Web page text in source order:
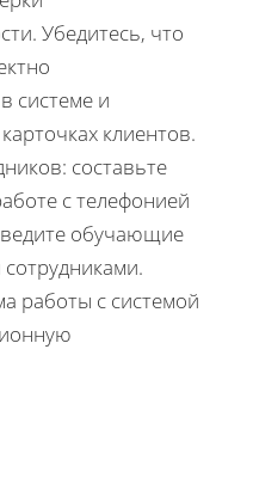
Убедитесь, что
системе и
клиентов.
составьте
с телефонией
обучающие
работы с системой